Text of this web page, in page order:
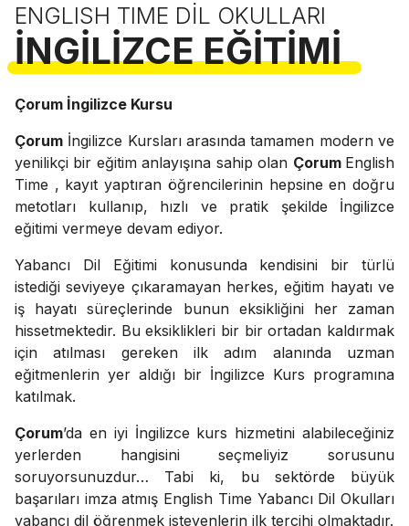
ENGLISH TIME DIL OKULLARI
İNGILIZCE EĞITIMI
Çorum İngilizce Kursu
Çorum İngilizce Kursları arasında tamamen modern ve
yenilikçi bir eğitim anlayışına sahip olan Çorum English
Time , kayıt yaptıran öğrencilerinin hepsine en doğru
metotları kullanıp, hızlı ve pratik şekilde İngilizce
eğitimi vermeye devam ediyor.
Yabancı Dil Eğitimi konusunda kendisini bir türlü
istediği seviyeye çıkaramayan herkes, eğitim hayatı ve
iş hayatı süreçlerinde bunun eksikliğini her zaman
hissetmektedir. Bu eksiklikleri bir bir ortadan kaldırmak
için atılması gereken ilk adım alanında uzman
eğitmenlerin yer aldığı bir İngilizce Kurs programına
katılmak.
Çorum’da en iyi İngilizce kurs hizmetini alabileceğiniz
yerlerden hangisini seçmeliyiz sorusunu
soruyorsunuzdur… Tabi ki, bu sektörde büyük
başarıları imza atmış English Time Yabancı Dil Okulları
yabancı dil öğrenmek isteyenlerin ilk tercihi olmaktadır.